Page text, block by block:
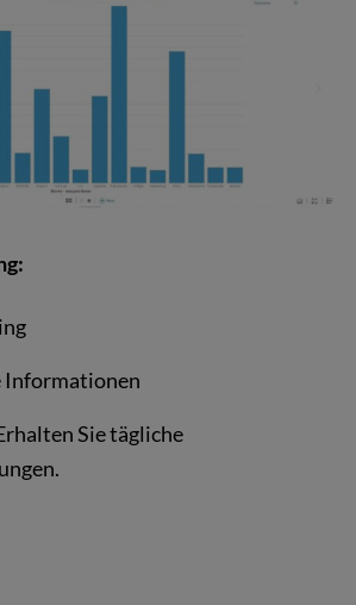
Informationen
Sie tägliche